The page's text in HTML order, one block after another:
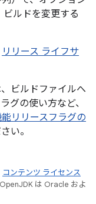
ルドを変更する
リリース ライフサ
ビルドファイルへ
グの使い方など、
リリースフラグの
い。
コンテンツ ライセンス
は Oracle およ